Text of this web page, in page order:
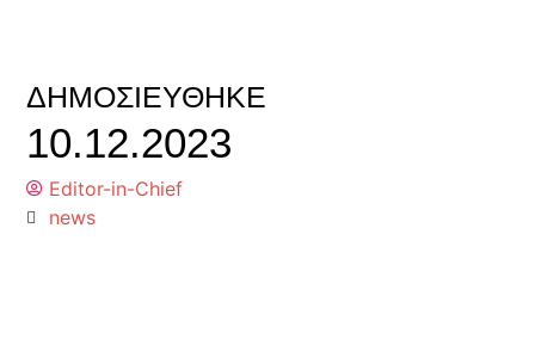
ΔΗΜΟΣΙΕΎΘΗΚΕ
10.12.2023
Editor-in-Chief
news